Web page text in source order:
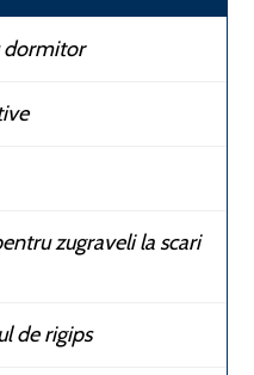
dormitor
zugraveli la scari
de rigips